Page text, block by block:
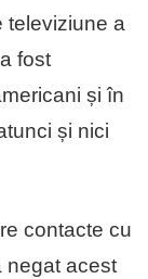
televiziune a
fost
și în
și nici
contacte cu
negat acest